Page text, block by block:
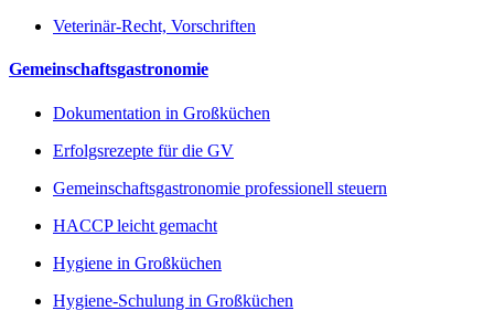
Veterinär-Recht, Vorschriften
Gemeinschaftsgastronomie
Dokumentation in Großküchen
Erfolgsrezepte für die GV
Gemeinschaftsgastronomie professionell steuern
HACCP leicht gemacht
Hygiene in Großküchen
Hygiene-Schulung in Großküchen